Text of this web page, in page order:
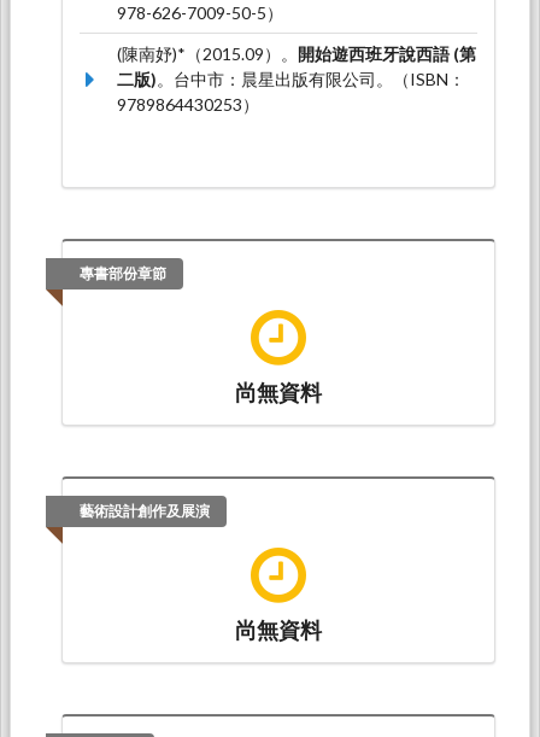
978-626-7009-50-5）
(陳南妤)*（2015.09）。 開始遊西班牙說西語 (第
二版)。台中市：晨星出版有限公司。（ISBN：
9789864430253）
專書部份章節
尚無資料
藝術設計創作及展演
尚無資料